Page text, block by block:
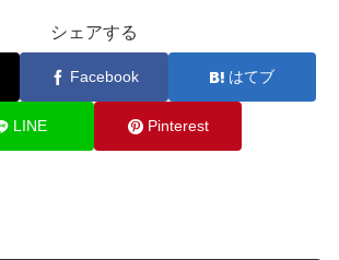
シェアする
Facebook はてブ
LINE Pinterest